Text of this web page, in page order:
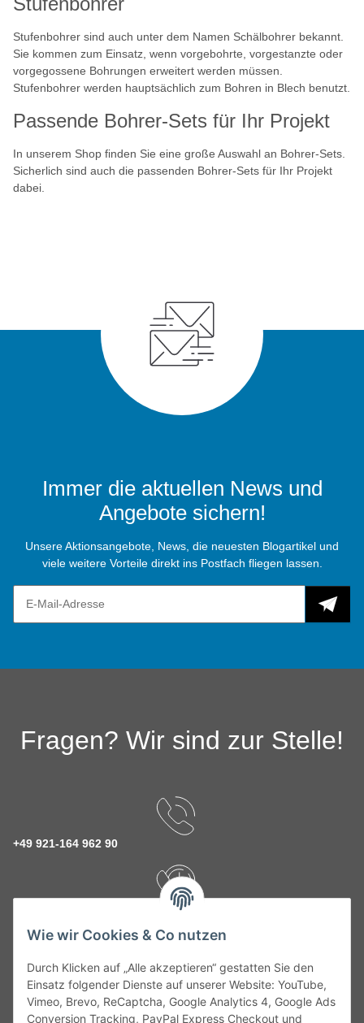
Wie wir Cookies & Co nutzen
Durch Klicken auf „Alle akzeptieren“ gestatten Sie den
Einsatz folgender Dienste auf unserer Website: YouTube,
Vimeo, Brevo, ReCaptcha, Google Analytics 4, Google Ads
Conversion Tracking, PayPal Express Checkout und
Stufenbohrer sind auch unter dem Namen Schälbohrer bekannt.
Sie kommen zum Einsatz, wenn vorgebohrte, vorgestanzte oder
vorgegossene Bohrungen erweitert werden müssen.
Stufenbohrer werden hauptsächlich zum Bohren in Blech benutzt.
Passende Bohrer-Sets für Ihr Projekt
In unserem Shop finden Sie eine große Auswahl an Bohrer-Sets.
Sicherlich sind auch die passenden Bohrer-Sets für Ihr Projekt
dabei.
Immer die aktuellen News und
Angebote sichern!
Unsere Aktionsangebote, News, die neuesten Blogartikel und
viele weitere Vorteile direkt ins Postfach fliegen lassen.
Fragen? Wir sind zur Stelle!
+49 921-164 962 90
kontakt@theo-schrauben.de